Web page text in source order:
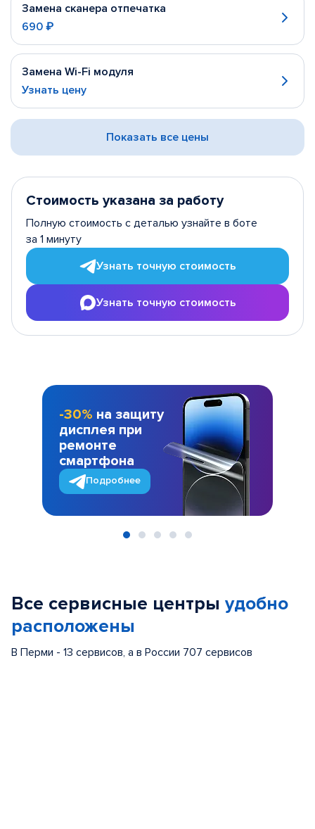
Замена сканера отпечатка
690 ₽
Замена Wi-Fi модуля
Узнать цену
Показать все цены
Стоимость указана за работу
Полную стоимость с деталью узнайте в боте
за 1 минуту
Узнать точную стоимость
Узнать точную стоимость
-30% на защиту
дисплея при
ремонте
смартфона
Подробнее
Все сервисные центры удобно
расположены
В Перми - 13 сервисов, а в России 707 сервисов